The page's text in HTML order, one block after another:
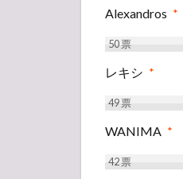
Alexandros *
50票
レキシ *
49票
WANIMA *
42票